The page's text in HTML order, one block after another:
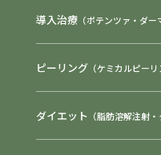
導入治療 （ポテンツァ・ダー
ピーリング （ケミカルピー
ダイエット （脂肪溶解注射